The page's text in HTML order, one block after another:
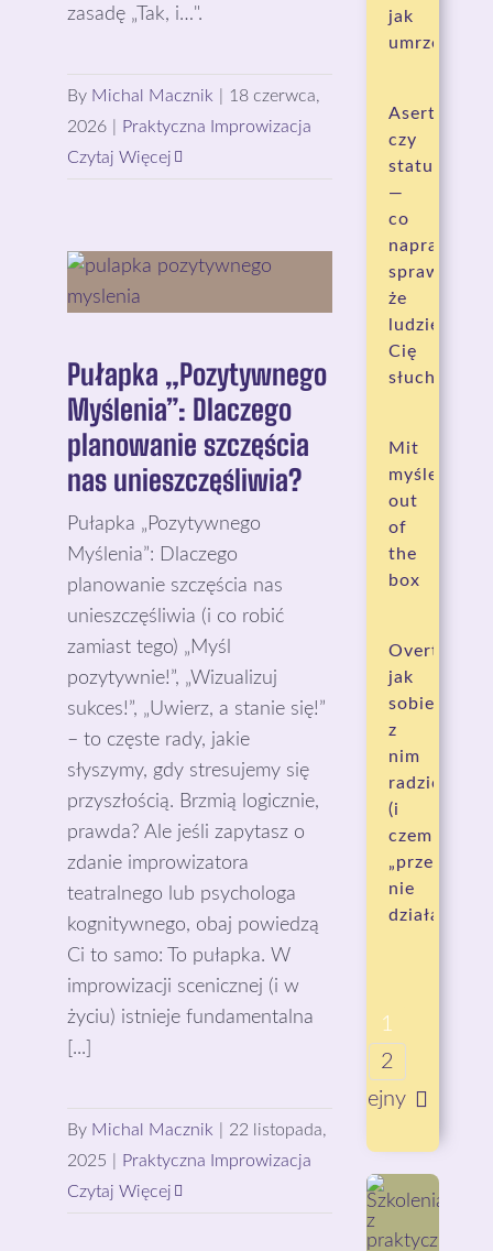
zasadę „Tak, i…".
By Michal Macznik
18 czerwca,
2026
Praktyczna Improwizacja
Czytaj Więcej
Pułapka „Pozytywnego
Myślenia”: Dlaczego
planowanie szczęścia
nas unieszczęśliwia?
Pułapka „Pozytywnego
Myślenia”: Dlaczego
planowanie szczęścia nas
unieszczęśliwia (i co robić
zamiast tego) „Myśl
pozytywnie!”, „Wizualizuj
sukces!”, „Uwierz, a stanie się!”
– to częste rady, jakie
słyszymy, gdy stresujemy się
przyszłością. Brzmią logicznie,
prawda? Ale jeśli zapytasz o
zdanie improwizatora
teatralnego lub psychologa
kognitywnego, obaj powiedzą
Ci to samo: To pułapka. W
improwizacji scenicznej (i w
życiu) istnieje fundamentalna
[...]
By Michal Macznik
22 listopada,
2025
Praktyczna Improwizacja
Czytaj Więcej
jak
umrzesz
czy
status
—
co
naprawdę
sprawia,
że
ludzie
Cię
słuchają?
Mit
myślenia
out
of
the
box
jak
sobie
z
nim
radzić
(i
czemu
„przestań”
nie
działa)
1
2
Kolejny